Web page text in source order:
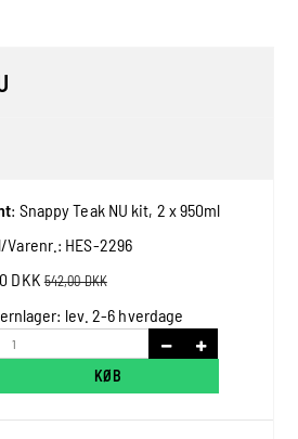
: Snappy Teak NU kit, 2 x 950ml
Varenr.: HES-2296
DKK 542,00 DKK
lev. 2-6 hverdage
KØB